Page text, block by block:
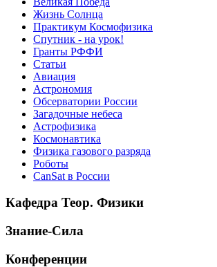
Жизнь Солнца
Практикум Космофизика
Спутник - на урок!
Гранты РФФИ
Статьи
Авиация
Астрономия
Обсерватории России
Загадочные небеса
Астрофизика
Космонавтика
Физика газового разряда
Роботы
CanSat в России
Кафедра Теор. Физики
Знание-Сила
Конференции